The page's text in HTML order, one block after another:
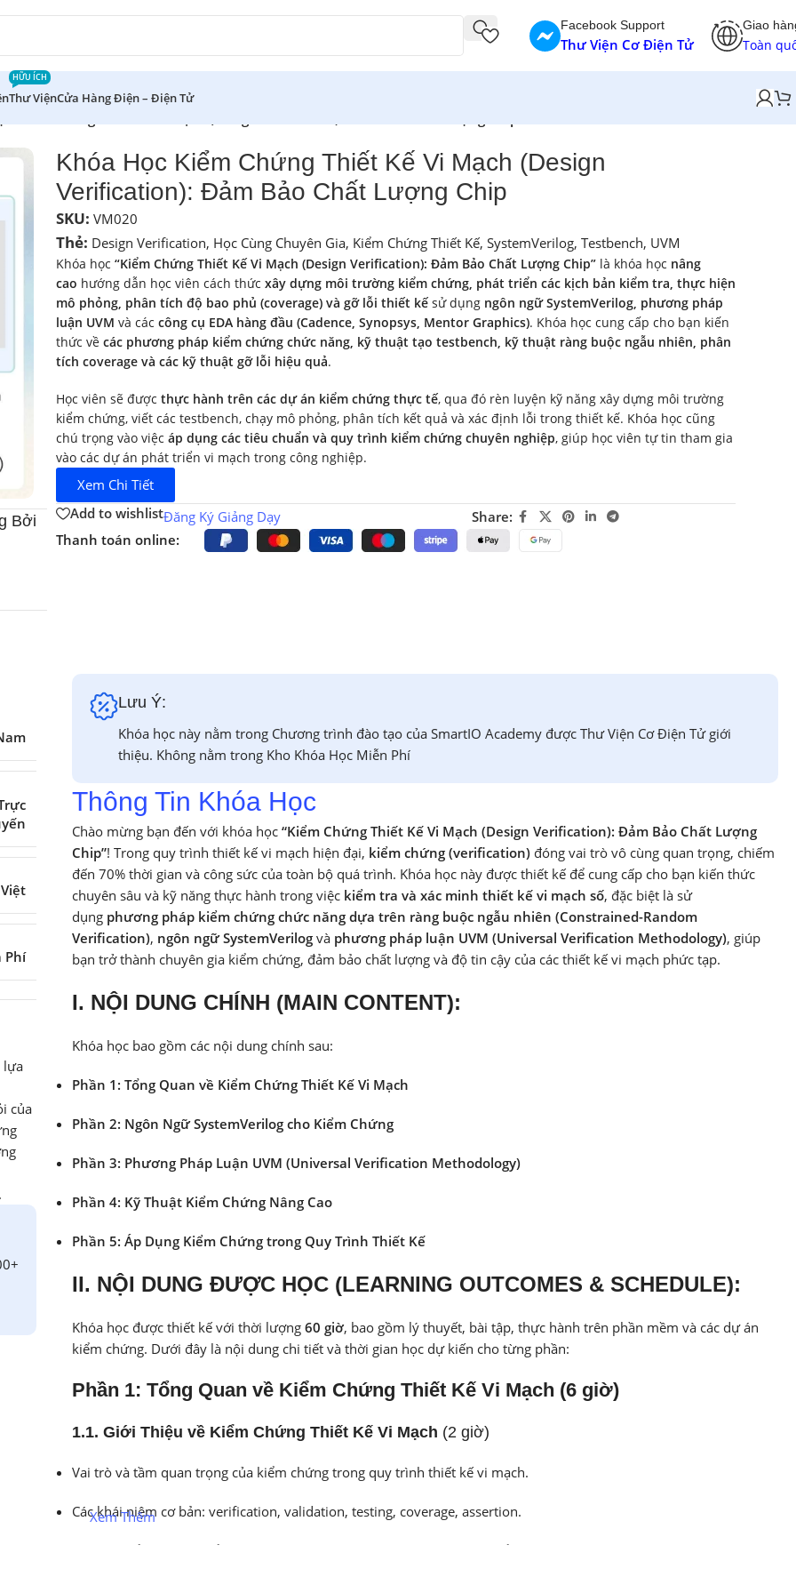
Facebook Support
Thư Viện Cơ Điện Tử
Giao
Toàn
Thư Viện
HỮU ÍCH
Cửa Hàng Điện – Điện Tử
Bởi
Khóa Học Kiểm Chứng Thiết Kế Vi Mạch (Design
Verification): Đảm Bảo Chất Lượng Chip
SKU: VM020
Thẻ: Design Verification, Học Cùng Chuyên Gia, Kiểm Chứng Thiết Kế, SystemVerilog, Testbench, UVM
Khóa học “Kiểm Chứng Thiết Kế Vi Mạch (Design Verification): Đảm Bảo Chất Lượng Chip”là khóa học nâng
cao hướng dẫn học viên cách thức xây dựng môi trường kiểm chứng, phát triển các kịch bản kiểm tra, thực hiện
mô phỏng, phân tích độ bao phủ (coverage) và gỡ lỗi thiết kếsử dụng ngôn ngữ SystemVerilog, phương pháp
luận UVM và các công cụ EDA hàng đầu (Cadence, Synopsys, Mentor Graphics). Khóa học cung cấp cho bạn kiến
thức về các phương pháp kiểm chứng chức năng, kỹ thuật tạo testbench, kỹ thuật ràng buộc ngẫu nhiên, phân
tích coverage và các kỹ thuật gỡ lỗi hiệu quả.
Học viên sẽ được thực hành trên các dự án kiểm chứng thực tế, qua đó rèn luyện kỹ năng xây dựng môi trường
kiểm chứng, viết các testbench, chạy mô phỏng, phân tích kết quả và xác định lỗi trong thiết kế. Khóa học cũng
chú trọng vào việc áp dụng các tiêu chuẩn và quy trình kiểm chứng chuyên nghiệp, giúp học viên tự tin tham gia
vào các dự án phát triển vi mạch trong công nghiệp.
Xem Chi Tiết
Add to wishlistĐăng Ký Giảng Dạy
Share:
Thanh toán online:
Phí
lựa
của
Lưu Ý:
Khóa học này nằm trong Chương trình đào tạo của SmartIO Academy được Thư Viện Cơ Điện Tử giới
thiệu. Không nằm trong Kho Khóa Học Miễn Phí
Thông Tin Khóa Học
Chào mừng bạn đến với khóa học“Kiểm Chứng Thiết Kế Vi Mạch (Design Verification): Đảm Bảo Chất Lượng
Chip”! Trong quy trình thiết kế vi mạch hiện đại, kiểm chứng (verification) đóng vai trò vô cùng quan trọng, chiếm
đến 70% thời gian và công sức của toàn bộ quá trình. Khóa học này được thiết kế để cung cấp cho bạn kiến thức
chuyên sâu và kỹ năng thực hành trong việc kiểm tra và xác minh thiết kế vi mạch số, đặc biệt là sử
dụng phương pháp kiểm chứng chức năng dựa trên ràng buộc ngẫu nhiên (Constrained-Random
Verification), ngôn ngữ SystemVerilog và phương pháp luận UVM (Universal Verification Methodology), giúp
bạn trở thành chuyên gia kiểm chứng, đảm bảo chất lượng và độ tin cậy của các thiết kế vi mạch phức tạp.
I. NỘI DUNG CHÍNH (MAIN CONTENT):
Khóa học bao gồm các nội dung chính sau:
Phần 1: Tổng Quan về Kiểm Chứng Thiết Kế Vi Mạch
Phần 2: Ngôn Ngữ SystemVerilog cho Kiểm Chứng
Phần 3: Phương Pháp Luận UVM (Universal Verification Methodology)
Phần 4: Kỹ Thuật Kiểm Chứng Nâng Cao
Phần 5: Áp Dụng Kiểm Chứng trong Quy Trình Thiết Kế
II. NỘI DUNG ĐƯỢC HỌC (LEARNING OUTCOMES & SCHEDULE):
Khóa học được thiết kế với thời lượng60 giờ, bao gồm lý thuyết, bài tập, thực hành trên phần mềm và các dự án
kiểm chứng. Dưới đây là nội dung chi tiết và thời gian học dự kiến cho từng phần:
Phần 1: Tổng Quan về Kiểm Chứng Thiết Kế Vi Mạch (6 giờ)
1.1. Giới Thiệu về Kiểm Chứng Thiết Kế Vi Mạch (2 giờ)
Vai trò và tầm quan trọng của kiểm chứng trong quy trình thiết kế vi mạch.
Các khái niệm cơ bản: verification, validation, testing, coverage, assertion.
Các loại kiểm chứng: kiểm chứng chức năng (functional verification), kiểm chứng hình thức (formal verification),
Xem Thêm